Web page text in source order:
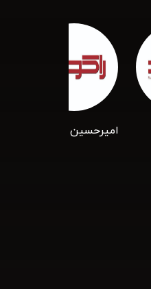
امیرحسین هنر پرور